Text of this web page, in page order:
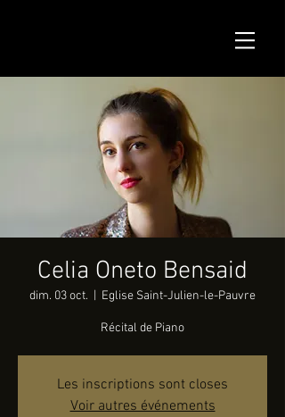
Celia Oneto Bensaid
dim. 03 oct. Eglise Saint-Julien-le-Pauvre
Récital de Piano
Les inscriptions sont closes
Voir autres événements